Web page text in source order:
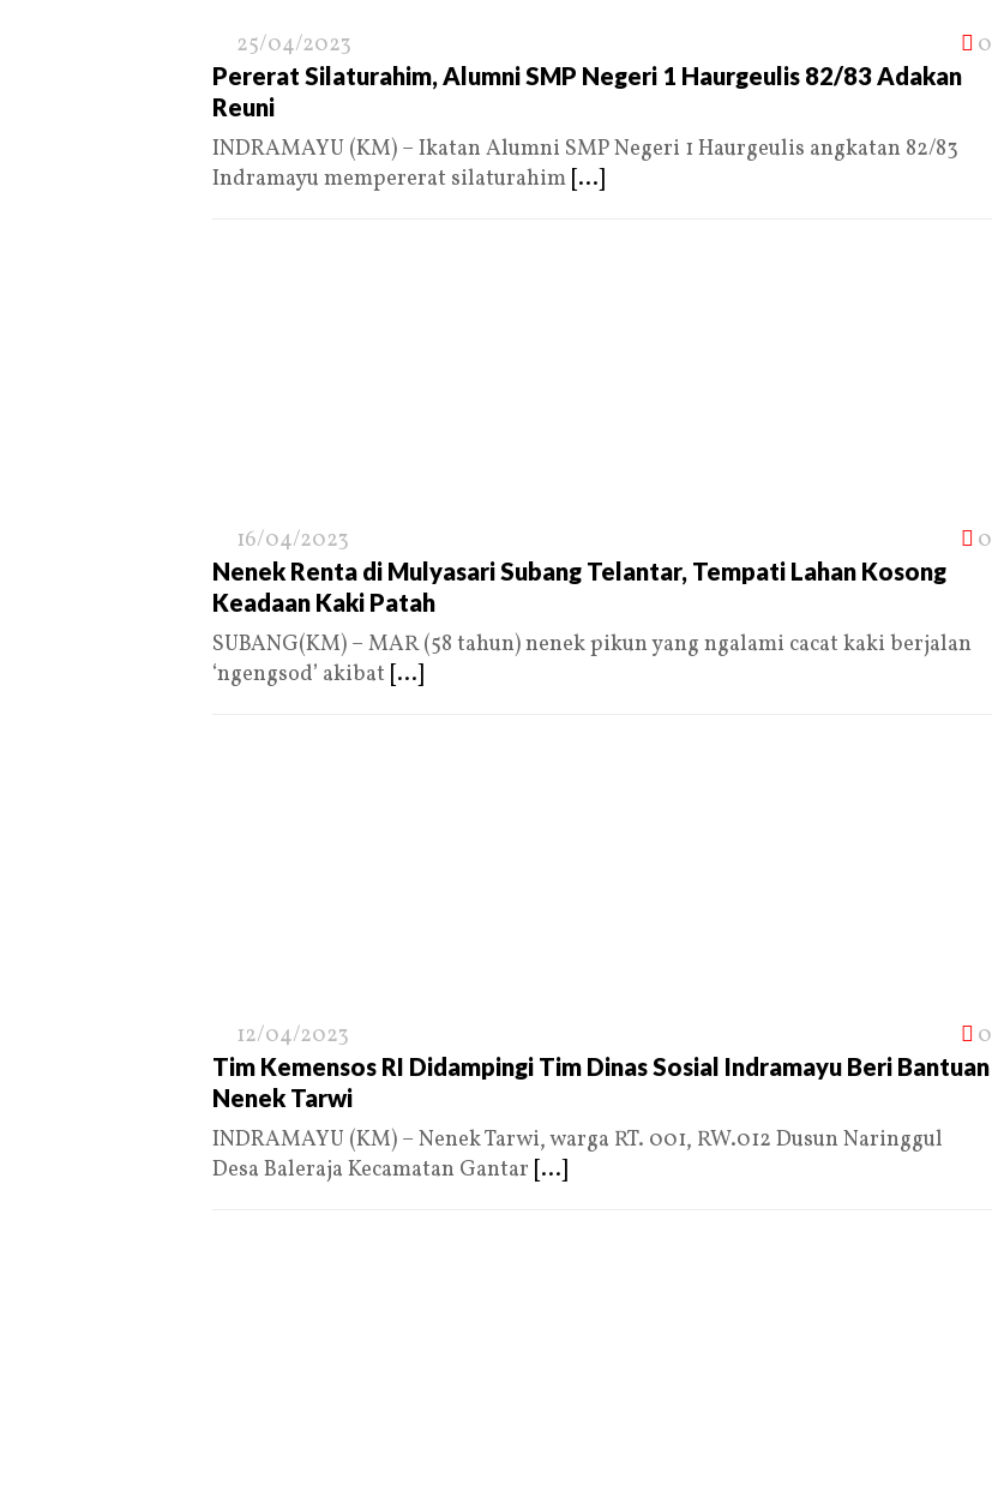
25/04/2023 0
Pererat Silaturahim, Alumni SMP Negeri 1 Haurgeulis 82/83 Adakan
Reuni
INDRAMAYU (KM) – Ikatan Alumni SMP Negeri 1 Haurgeulis angkatan 82/83
Indramayu mempererat silaturahim [...]
16/04/2023 0
Nenek Renta di Mulyasari Subang Telantar, Tempati Lahan Kosong
Keadaan Kaki Patah
SUBANG(KM) – MAR (58 tahun) nenek pikun yang ngalami cacat kaki berjalan
‘ngengsod’ akibat [...]
12/04/2023 0
Tim Kemensos RI Didampingi Tim Dinas Sosial Indramayu Beri Bantuan
Nenek Tarwi
INDRAMAYU (KM) – Nenek Tarwi, warga RT. 001, RW.012 Dusun Naringgul
Desa Baleraja Kecamatan Gantar [...]